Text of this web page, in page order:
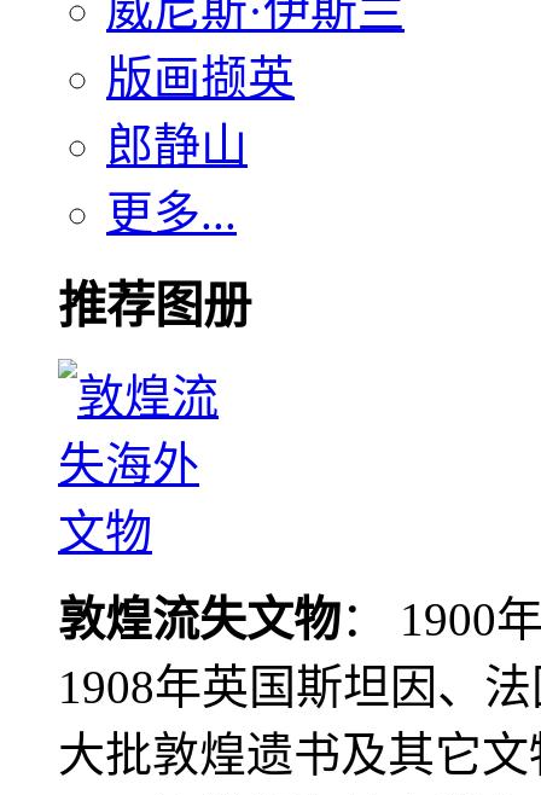
版画撷英
郎静山
更多...
推荐图册
敦煌流失文物： 1900
1908年英国斯坦因、
大批敦煌遗书及其它